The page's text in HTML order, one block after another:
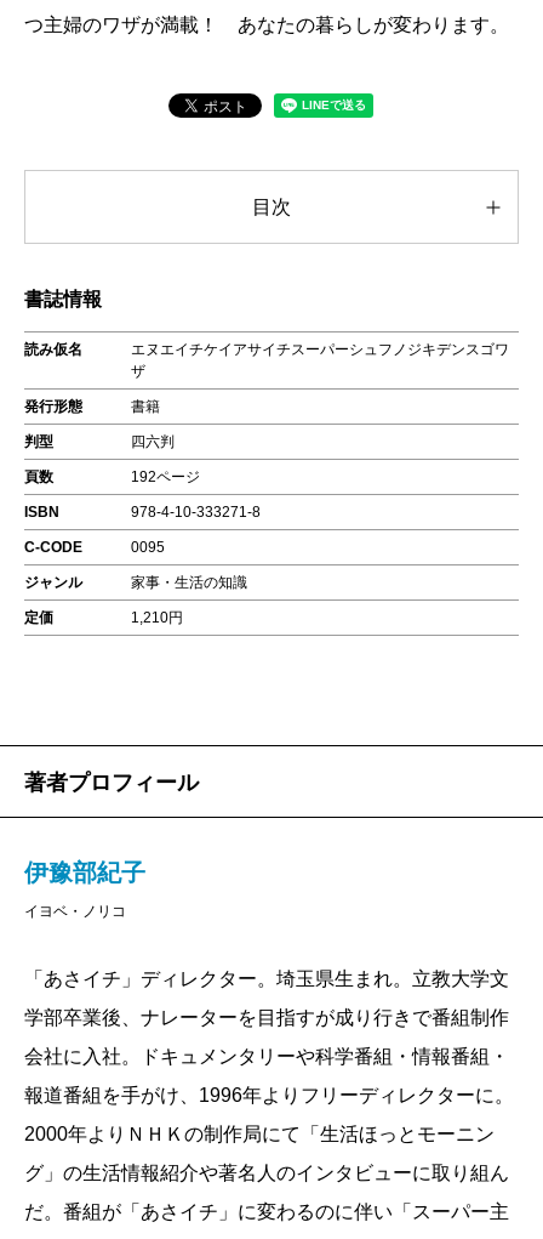
つ主婦のワザが満載！ あなたの暮らしが変わります。
目次
書誌情報
読み仮名
エヌエイチケイアサイチスーパーシュフノジキデンスゴワ
ザ
発行形態 書籍
判型 四六判
頁数 192ページ
ISBN 978-4-10-333271-8
C-CODE 0095
ジャンル 家事・生活の知識
定価 1,210円
著者プロフィール
伊豫部紀子
イヨベ・ノリコ
「あさイチ」ディレクター。埼玉県生まれ。立教大学文
学部卒業後、ナレーターを目指すが成り行きで番組制作
会社に入社。ドキュメンタリーや科学番組・情報番組・
報道番組を手がけ、1996年よりフリーディレクターに。
2000年よりＮＨＫの制作局にて「生活ほっとモーニン
グ」の生活情報紹介や著名人のインタビューに取り組ん
だ。番組が「あさイチ」に変わるのに伴い「スーパー主